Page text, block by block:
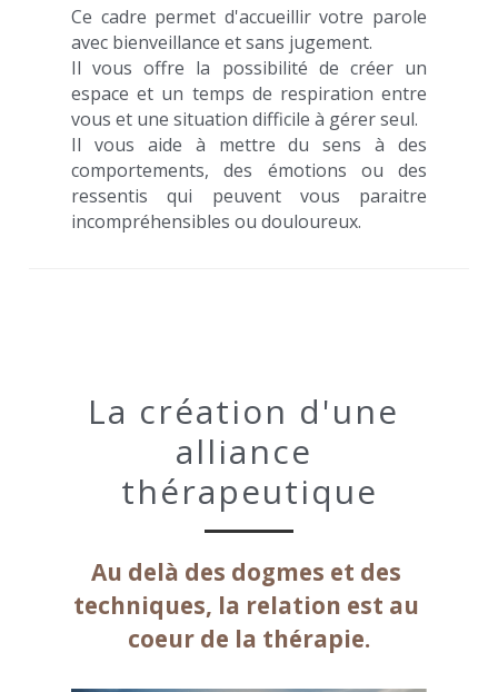
Ce cadre permet d'accueillir votre parole
avec bienveillance et sans jugement.
Il vous offre la possibilité de créer un
espace et un temps de respiration entre
vous et une situation difficile à gérer seul.
Il vous aide à mettre du sens à des
comportements, des émotions ou des
ressentis qui peuvent vous paraitre
incompréhensibles ou douloureux.
La création d'une
alliance
thérapeutique
Au delà des dogmes et des
techniques, la relation est au
coeur de la thérapie.